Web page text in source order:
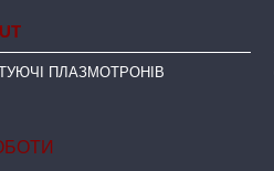
ПЛАЗМОТРОНІВ